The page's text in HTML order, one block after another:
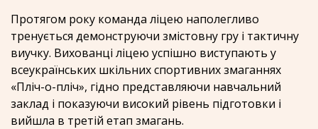
Протягом року команда ліцею наполегливо
тренується демонструючи змістовну гру і тактичну
виучку. Вихованці ліцею успішно виступають у
всеукраїнських шкільних спортивних змаганнях
«Пліч-о-пліч», гідно представляючи навчальний
заклад і показуючи високий рівень підготовки і
вийшла в третій етап змагань.